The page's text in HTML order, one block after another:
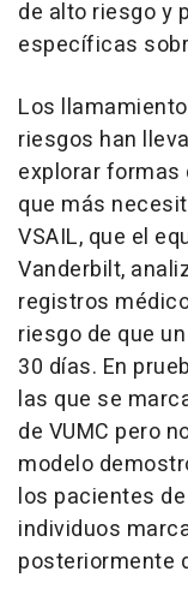
de alto riesgo y
específicas
Los
riesgos han
explorar
que más
VSAIL, que el
Vanderbilt,
registros
riesgo de que
30 días. En
las que se
de VUMC pero
modelo
los pacientes
individuos
posteriormente